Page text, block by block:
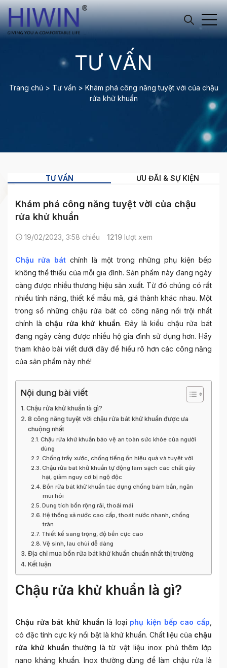
TƯ VẤN
Trang chủ> Tư vấn > Khám phá công năng tuyệt vời của chậu
rửa khử khuẩn
TƯ VẤN ƯU ĐÃI & SỰ KIỆN
Khám phá công năng tuyệt vời của chậu
rửa khử khuẩn
19/02/2023, 3:58 chiều 1219 lượt xem
Chậu rửa bát chính là một trong những phụ kiện bếp
không thể thiếu của mỗi gia đình. Sản phẩm này đang ngày
càng được nhiều thương hiệu sản xuất. Từ đó chúng có rất
nhiều tính năng, thiết kế mẫu mã, giá thành khác nhau. Một
trong số những chậu rửa bát có công năng nổi trội nhất
chính là chậu rửa khử khuẩn. Đây là kiểu chậu rửa bát
đang ngày càng được nhiều hộ gia đình sử dụng hơn. Hãy
tham khảo bài viết dưới đây để hiểu rõ hơn các công năng
của sản phẩm này nhé!
Nội dung bài viết
Chậu rửa khử khuẩn là gì?
8 công năng tuyệt vời chậu rửa bát khử khuẩn được ưa
chuộng nhất
Chậu rửa khử khuẩn bảo vệ an toàn sức khỏe của người
dùng
Chống trầy xước, chống tiếng ồn hiệu quả và tuyệt vời
Chậu rửa bát khử khuẩn tự động làm sạch các chất gây
hại, giảm nguy cơ bị ngộ độc
Bồn rửa bát khử khuẩn tác dụng chống bám bẩn, ngăn
mùi hôi
Dung tích bồn rộng rãi, thoải mái
Hệ thống xả nước cao cấp, thoát nước nhanh, chống
tràn
Thiết kế sang trọng, độ bền cực cao
Vệ sinh, lau chùi dễ dàng
Địa chỉ mua bồn rửa bát khử khuẩn chuẩn nhất thị trường
Kết luận
Chậu rửa khử khuẩn là gì?
Chậu rửa bát khử khuẩn là loại phụ kiện bếp cao cấp
có đặc tính cực kỳ nổi bật là khử khuẩn. Chất liệu của chậu
rửa khử khuẩn thường là từ vật liệu inox phủ thêm lớp
nano kháng khuẩn. Inox thường dùng để làm chậu rửa là